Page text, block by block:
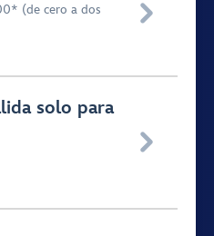
(de cero a dos

solo para
